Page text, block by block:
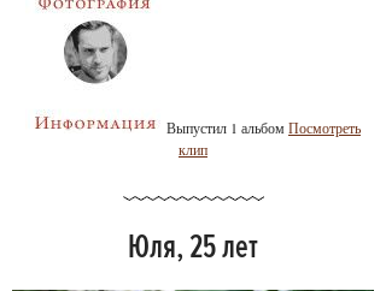
Выпустил 1 альбомПосмотреть
клип
Юля, 25 лет